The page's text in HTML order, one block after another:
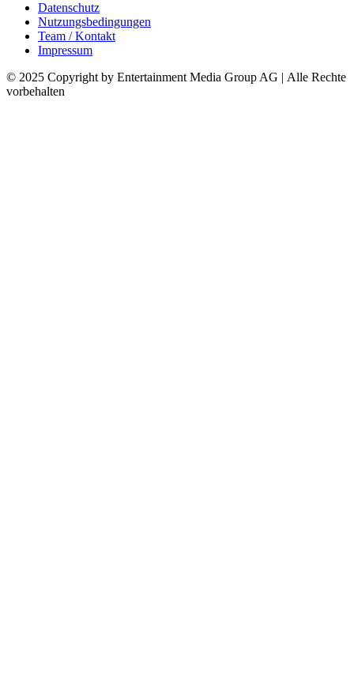
Datenschutz
Nutzungsbedingungen
Team / Kontakt
Impressum
© 2025 Copyright by Entertainment Media Group AG | Alle Rechte
vorbehalten